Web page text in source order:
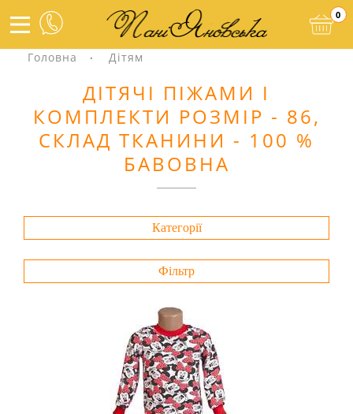
0
Головна Дітям
ДІТЯЧІ ПІЖАМИ І
КОМПЛЕКТИ РОЗМІР - 86,
СКЛАД ТКАНИНИ - 100 %
БАВОВНА
Категорії
Фільтр